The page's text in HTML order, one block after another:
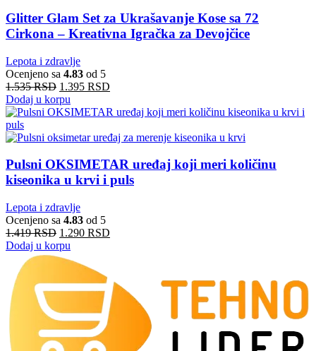
Glitter Glam Set za Ukrašavanje Kose sa 72
Cirkona – Kreativna Igračka za Devojčice
Lepota i zdravlje
Ocenjeno sa 4.83 od 5
1.535RSD 1.395 RSD
Dodaj u korpu
Pulsni OKSIMETAR uređaj koji meri količinu
kiseonika u krvi i puls
Lepota i zdravlje
Ocenjeno sa 4.83 od 5
1.419RSD 1.290 RSD
Dodaj u korpu